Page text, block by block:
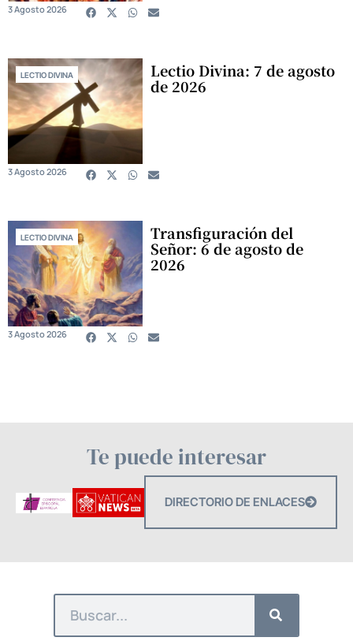
3 Agosto 2026
LECTIO DIVINA Lectio Divina: 7 de agosto
de 2026
3 Agosto 2026
LECTIO DIVINA Transfiguración del
Señor: 6 de agosto de
2026
3 Agosto 2026
Te puede interesar
DIRECTORIO DE ENLACES